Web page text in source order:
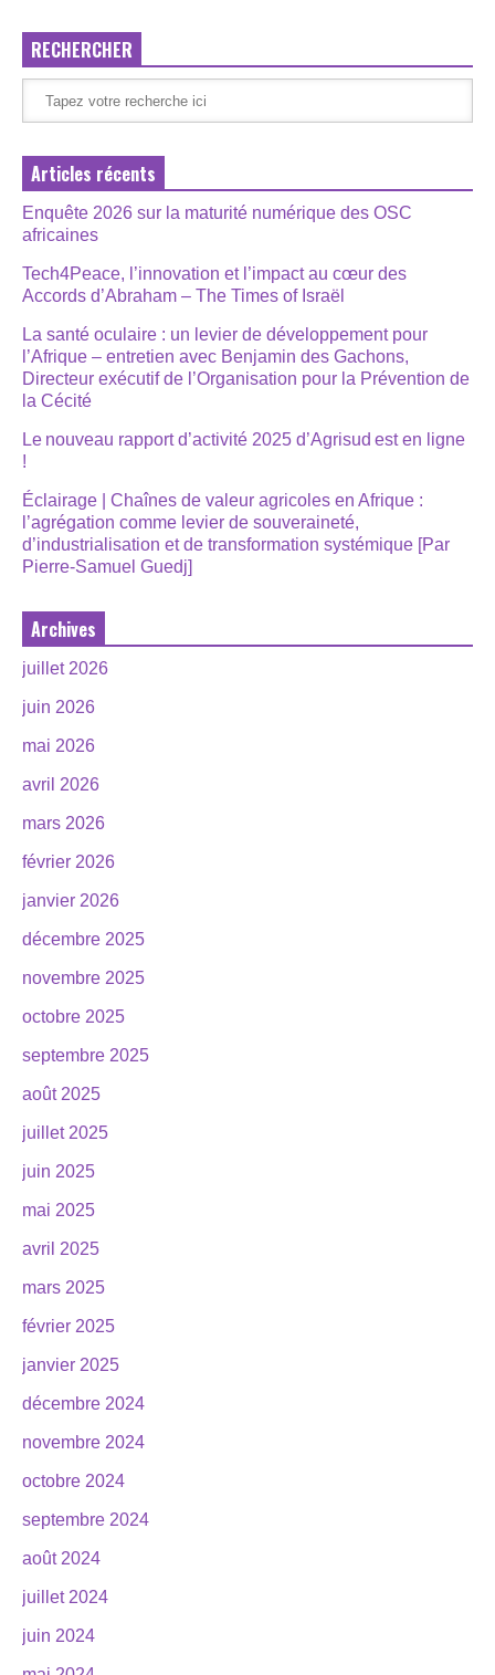
RECHERCHER
Articles récents
Enquête 2026 sur la maturité numérique des OSC
africaines
Tech4Peace, l’innovation et l’impact au cœur des
Accords d’Abraham – The Times of Israël
La santé oculaire : un levier de développement pour
l’Afrique – entretien avec Benjamin des Gachons,
Directeur exécutif de l’Organisation pour la Prévention de
la Cécité
Le nouveau rapport d’activité 2025 d’Agrisud est en ligne
!
Éclairage | Chaînes de valeur agricoles en Afrique :
l’agrégation comme levier de souveraineté,
d’industrialisation et de transformation systémique [Par
Pierre-Samuel Guedj]
Archives
juillet 2026
juin 2026
mai 2026
avril 2026
mars 2026
février 2026
janvier 2026
décembre 2025
novembre 2025
octobre 2025
septembre 2025
août 2025
juillet 2025
juin 2025
mai 2025
avril 2025
mars 2025
février 2025
janvier 2025
décembre 2024
novembre 2024
octobre 2024
septembre 2024
août 2024
juillet 2024
juin 2024